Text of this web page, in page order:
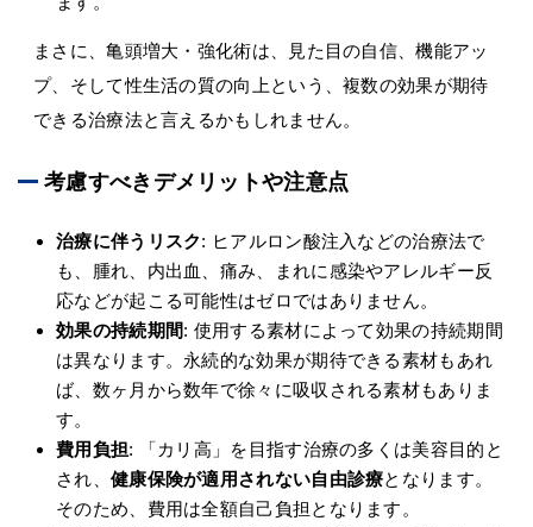
まさに、亀頭増大・強化術は、見た目の自信、機能アッ
プ、そして性生活の質の向上という、複数の効果が期待
できる治療法と言えるかもしれません。
考慮すべきデメリットや注意点
治療に伴うリスク: ヒアルロン酸注入などの治療法で
も、腫れ、内出血、痛み、まれに感染やアレルギー反
応などが起こる可能性はゼロではありません。
効果の持続期間: 使用する素材によって効果の持続期間
は異なります。永続的な効果が期待できる素材もあれ
ば、数ヶ月から数年で徐々に吸収される素材もありま
す。
費用負担: 「カリ高」を目指す治療の多くは美容目的と
され、 健康保険が適用されない自由診療となります。
そのため、費用は全額自己負担となります。